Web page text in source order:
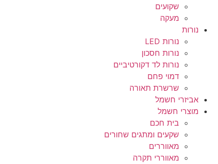
שקועים
מעקה
נורות
נורות LED
נורות חסכון
נורות לד דקורטיביים
דמוי פחם
שרשרת תאורה
אביזרי חשמל
מוצרי חשמל
בית חכם
שקעים ומתגים שחורים
מאווררים
מאווררי תקרה